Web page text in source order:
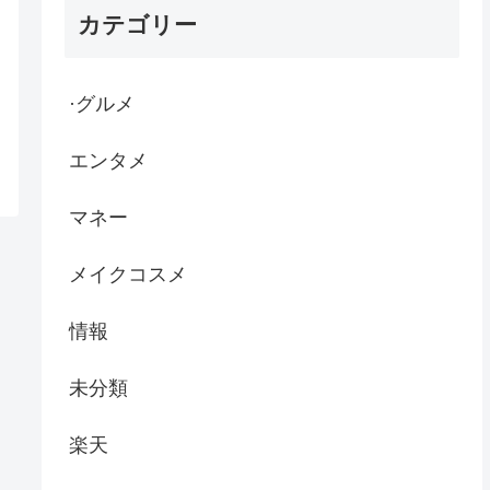
カテゴリー
·グルメ
エンタメ
マネー
メイクコスメ
情報
未分類
楽天